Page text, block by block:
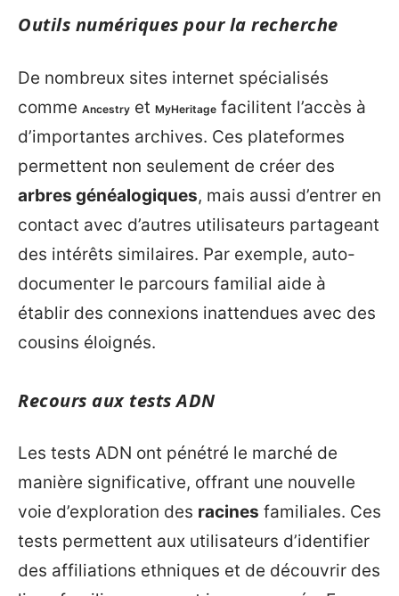
Outils numériques pour la recherche
De nombreux sites internet spécialisés
comme Ancestry et MyHeritage facilitent l’accès à
d’importantes archives. Ces plateformes
permettent non seulement de créer des
arbres généalogiques, mais aussi d’entrer en
contact avec d’autres utilisateurs partageant
des intérêts similaires. Par exemple, auto-
documenter le parcours familial aide à
établir des connexions inattendues avec des
cousins éloignés.
Recours aux tests ADN
Les tests ADN ont pénétré le marché de
manière significative, offrant une nouvelle
voie d’exploration des racines familiales. Ces
tests permettent aux utilisateurs d’identifier
des affiliations ethniques et de découvrir des